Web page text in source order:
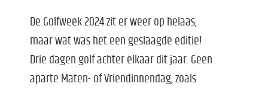
De Golfweek 2024 zit er weer op helaas,
maar wat was het een geslaagde editie!
Drie dagen golf achter elkaar dit jaar. Geen
aparte Maten- of Vriendinnendag, zoals